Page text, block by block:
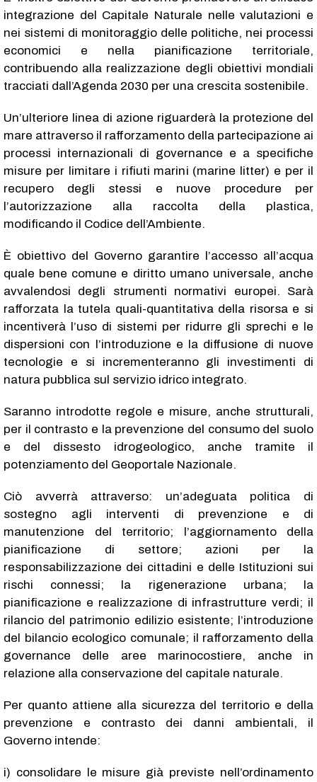
integrazione del Capitale Naturale nelle valutazioni e
nei sistemi di monitoraggio delle politiche, nei processi
economici e nella pianificazione territoriale,
contribuendo alla realizzazione degli obiettivi mondiali
tracciati dall’Agenda 2030 per una crescita sostenibile.
Un’ulteriore linea di azione riguarderà la protezione del
mare attraverso il rafforzamento della partecipazione ai
processi internazionali di governance e a specifiche
misure per limitare i rifiuti marini (marine litter) e per il
recupero degli stessi e nuove procedure per
l’autorizzazione alla raccolta della plastica,
modificando il Codice dell’Ambiente.
È obiettivo del Governo garantire l’accesso all’acqua
quale bene comune e diritto umano universale, anche
avvalendosi degli strumenti normativi europei. Sarà
rafforzata la tutela quali-quantitativa della risorsa e si
incentiverà l’uso di sistemi per ridurre gli sprechi e le
dispersioni con l’introduzione e la diffusione di nuove
tecnologie e si incrementeranno gli investimenti di
natura pubblica sul servizio idrico integrato.
Saranno introdotte regole e misure, anche strutturali,
per il contrasto e la prevenzione del consumo del suolo
e del dissesto idrogeologico, anche tramite il
potenziamento del Geoportale Nazionale.
Ciò avverrà attraverso: un’adeguata politica di
sostegno agli interventi di prevenzione e di
manutenzione del territorio; l’aggiornamento della
pianificazione di settore; azioni per la
responsabilizzazione dei cittadini e delle Istituzioni sui
rischi connessi; la rigenerazione urbana; la
pianificazione e realizzazione di infrastrutture verdi; il
rilancio del patrimonio edilizio esistente; l’introduzione
del bilancio ecologico comunale; il rafforzamento della
governance delle aree marinocostiere, anche in
relazione alla conservazione del capitale naturale.
Per quanto attiene alla sicurezza del territorio e della
prevenzione e contrasto dei danni ambientali, il
Governo intende:
i) consolidare le misure già previste nell’ordinamento